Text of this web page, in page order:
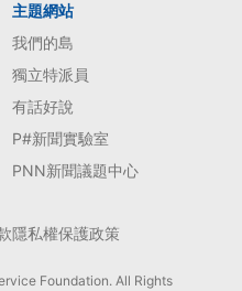
主題網站
我們的島
獨立特派員
有話好說
P#新聞實驗室
PNN新聞議題中心
隱私權保護政策
Foundation. All Rights